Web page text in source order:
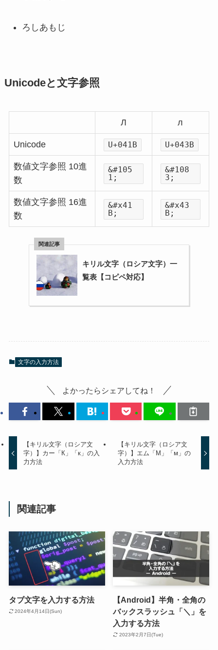
ろしあもじ
Unicodeと文字参照
Л л
Unicode U+041B U+043B
数値文字参照 10進
数
&#105
1;
&#108
3;
数値文字参照 16進
数
&#x41
B;
&#x43
B;
キリル文字（ロシア文字）一
覧表【コピペ対応】
文字の入力方法
よかったらシェアしてね！
【キリル文字（ロシア文
字）】カー「К」「к」の入
力方法
【キリル文字（ロシア文
字）】エム「М」「м」の
入力方法
関連記事
タブ文字を入力する方法
2024年4月14日(Sun)
【Android】半角・全角の
バックスラッシュ「＼」を
入力する方法
2023年2月7日(Tue)